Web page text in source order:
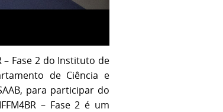
– Fase 2 do Instituto de
de Ciência e
para participar do
– Fase 2 é um